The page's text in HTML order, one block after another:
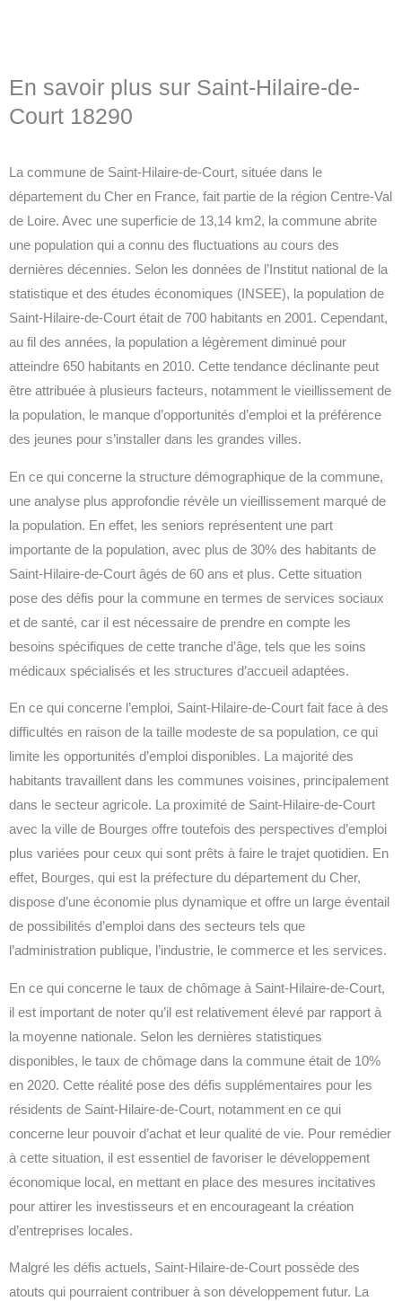
En savoir plus sur Saint-Hilaire-de-
Court 18290
La commune de Saint-Hilaire-de-Court, située dans le
département du Cher en France, fait partie de la région Centre-Val
de Loire. Avec une superficie de 13,14 km2, la commune abrite
une population qui a connu des fluctuations au cours des
dernières décennies. Selon les données de l’Institut national de la
statistique et des études économiques (INSEE), la population de
Saint-Hilaire-de-Court était de 700 habitants en 2001. Cependant,
au fil des années, la population a légèrement diminué pour
atteindre 650 habitants en 2010. Cette tendance déclinante peut
être attribuée à plusieurs facteurs, notamment le vieillissement de
la population, le manque d’opportunités d’emploi et la préférence
des jeunes pour s’installer dans les grandes villes.
En ce qui concerne la structure démographique de la commune,
une analyse plus approfondie révèle un vieillissement marqué de
la population. En effet, les seniors représentent une part
importante de la population, avec plus de 30% des habitants de
Saint-Hilaire-de-Court âgés de 60 ans et plus. Cette situation
pose des défis pour la commune en termes de services sociaux
et de santé, car il est nécessaire de prendre en compte les
besoins spécifiques de cette tranche d’âge, tels que les soins
médicaux spécialisés et les structures d’accueil adaptées.
En ce qui concerne l’emploi, Saint-Hilaire-de-Court fait face à des
difficultés en raison de la taille modeste de sa population, ce qui
limite les opportunités d’emploi disponibles. La majorité des
habitants travaillent dans les communes voisines, principalement
dans le secteur agricole. La proximité de Saint-Hilaire-de-Court
avec la ville de Bourges offre toutefois des perspectives d’emploi
plus variées pour ceux qui sont prêts à faire le trajet quotidien. En
effet, Bourges, qui est la préfecture du département du Cher,
dispose d’une économie plus dynamique et offre un large éventail
de possibilités d’emploi dans des secteurs tels que
l’administration publique, l’industrie, le commerce et les services.
En ce qui concerne le taux de chômage à Saint-Hilaire-de-Court,
il est important de noter qu’il est relativement élevé par rapport à
la moyenne nationale. Selon les dernières statistiques
disponibles, le taux de chômage dans la commune était de 10%
en 2020. Cette réalité pose des défis supplémentaires pour les
résidents de Saint-Hilaire-de-Court, notamment en ce qui
concerne leur pouvoir d’achat et leur qualité de vie. Pour remédier
à cette situation, il est essentiel de favoriser le développement
économique local, en mettant en place des mesures incitatives
pour attirer les investisseurs et en encourageant la création
d’entreprises locales.
Malgré les défis actuels, Saint-Hilaire-de-Court possède des
atouts qui pourraient contribuer à son développement futur. La